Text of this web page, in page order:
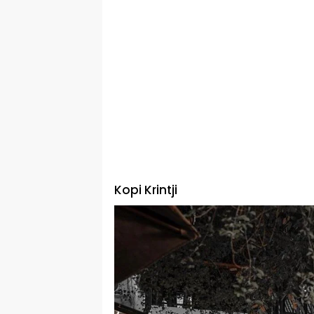
Kopi Krintji